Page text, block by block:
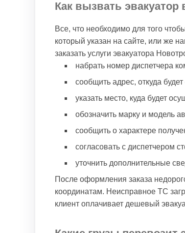
Как вызвать
Все, что необходимо для того
который указан на сайте, или же
заказать услуги эвакуатора
набрать номер диспетчера
сообщить адрес, откуда
указать место, куда будет
обозначить марку и модель
сообщить о характере
согласовать с диспетчером
уточнить дополнительные
После оформления заказа
координатам. Неисправное ТС
клиент оплачивает дешевый